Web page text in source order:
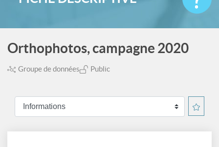
Orthophotos, campagne 2020
Groupe de données Public